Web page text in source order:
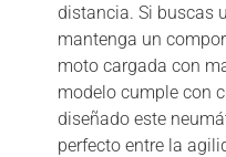
distancia. Si buscas
mantenga un
moto cargada con
modelo cumple con
diseñado este
perfecto entre la